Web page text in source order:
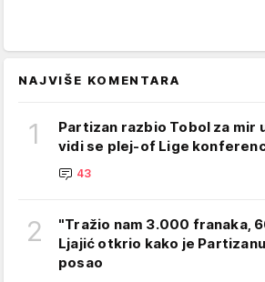
NAJVIŠE KOMENTARA
1
Partizan razbio Tobol za mir
vidi se plej-of Lige
43
2
"Tražio nam 3.000 franaka,
Ljajić otkrio kako je
posao